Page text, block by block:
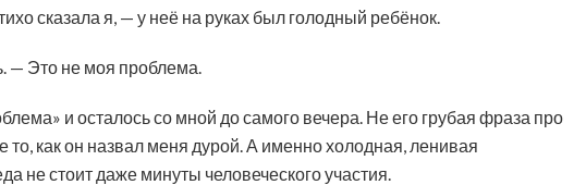
сказала я, — у неё на руках был голодный ребёнок.
— Это не моя проблема.
и осталось со мной до самого вечера. Не его грубая фраза про
как он назвал меня дурой. А именно холодная, ленивая
не стоит даже минуты человеческого участия.